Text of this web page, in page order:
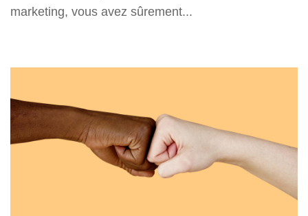
marketing, vous avez sûrement...